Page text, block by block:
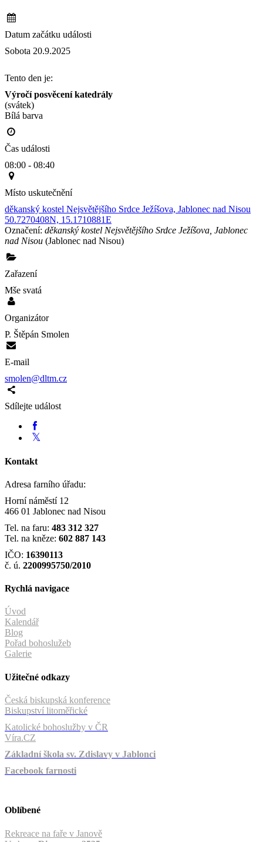
Datum začátku události
Sobota 20.9.2025
Tento den je:
Výročí posvěcení katedrály
(svátek)
Bílá barva
Čas události
08:00 - 08:40
Místo uskutečnění
děkanský kostel Nejsvětějšího Srdce Ježíšova, Jablonec nad Nisou
50.7270408N, 15.1710881E
Označení: děkanský kostel Nejsvětějšího Srdce Ježíšova, Jablonec
nad Nisou (Jablonec nad Nisou)
Zařazení
Mše svatá
Organizátor
P. Štěpán Smolen
E-mail
smolen@dltm.cz
Sdílejte událost
Kontakt
Adresa farního úřadu:
Horní náměstí 12
466 01 Jablonec nad Nisou
Tel. na faru: 483 312 327
Tel. na kněze: 602 887 143
IČO: 16390113
č. ú. 2200995750/2010
Rychlá navigace
Úvod
Kalendář
Blog
Pořad bohoslužeb
Galerie
Užitečné odkazy
Česká biskupská konference
Biskupství litoměřické
Katolické bohoslužby v ČR
Víra.CZ
Základní škola sv. Zdislavy v Jablonci
Facebook farnosti
Oblíbené
Rekreace na faře v Janově